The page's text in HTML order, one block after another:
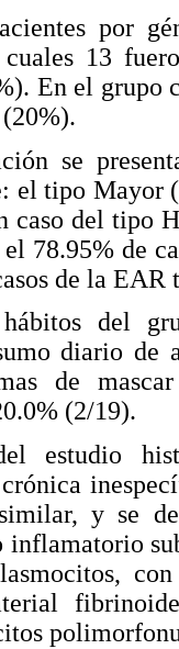
por
cuales 13
En el grupo
se
el tipo
caso del tipo
78.95% de
de la
del
diario
de
(2/19).
estudio
y se
con